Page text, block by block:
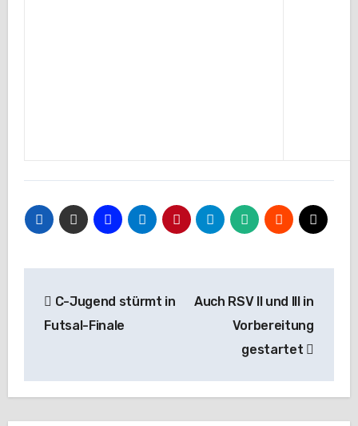
C-Jugend stürmt in
Futsal-Finale
Auch RSV II und III in
Vorbereitung
gestartet